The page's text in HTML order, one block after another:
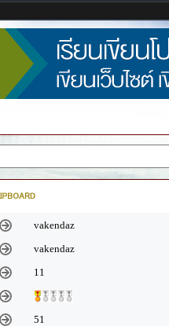
vakendaz
vakendaz
11
51